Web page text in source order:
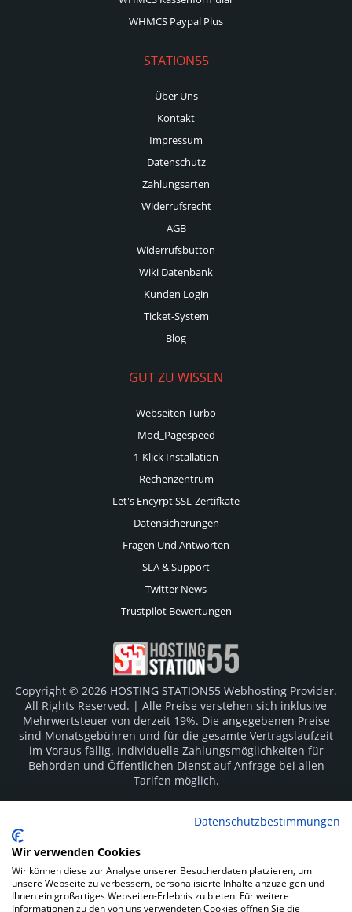
WHMCS Paypal Plus
STATION55
Über Uns
Kontakt
Impressum
Datenschutz
Zahlungsarten
Widerrufsrecht
AGB
Widerrufsbutton
Wiki Datenbank
Kunden Login
Ticket-System
Blog
GUT ZU WISSEN
Webseiten Turbo
Mod_Pagespeed
1-Klick Installation
Rechenzentrum
Let's Encyrpt SSL-Zertifkate
Datensicherungen
Fragen Und Antworten
SLA & Support
Twitter News
Trustpilot Bewertungen
Copyright © 2026 HOSTING STATION55 Webhosting Provider.
All Rights Reserved. | Alle Preise verstehen sich inklusive
Mehrwertsteuer von derzeit 19%. Die angegebenen Preise
sind Monatsgebühren und für die gesamte Vertragslaufzeit
im Voraus fällig. Individuelle Zahlungsmöglichkeiten für
Behörden und Öffentlichen Dienst auf Anfrage bei allen
Tarifen möglich.
Hersteller. Irrtümer vorbehalten.
SOCIAL MEDIA
Datenschutzbestimmungen
Wir verwenden Cookies
Wir können diese zur Analyse unserer Besucherdaten platzieren, um
unsere Webseite zu verbessern, personalisierte Inhalte anzuzeigen und
Ihnen ein großartiges Webseiten-Erlebnis zu bieten. Für weitere
Informationen zu den von uns verwendeten Cookies öffnen Sie die